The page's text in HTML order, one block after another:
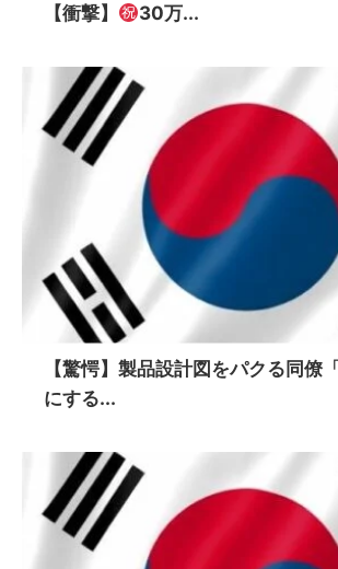
【衝撃】 30万...
【驚愕】製品設計図をパクる同僚
にする...